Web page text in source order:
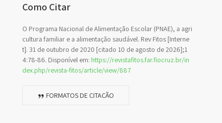
Como Citar
O Programa Nacional de Alimentação Escolar (PNAE), a agri
cultura familiar e a alimentação saudável. Rev Fitos [Interne
t]. 31 de outubro de 2020 [citado 10 de agosto de 2026];1
4:78-86. Disponível em: https://revistafitos.far.fiocruz.br/in
dex.php/revista-fitos/article/view/887
FORMATOS DE CITAÇÃO